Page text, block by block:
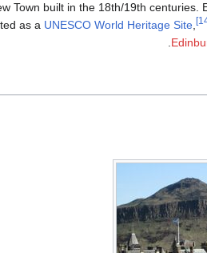
Town built in the 18th/19th centuries.
as a UNESCO World Heritage Site